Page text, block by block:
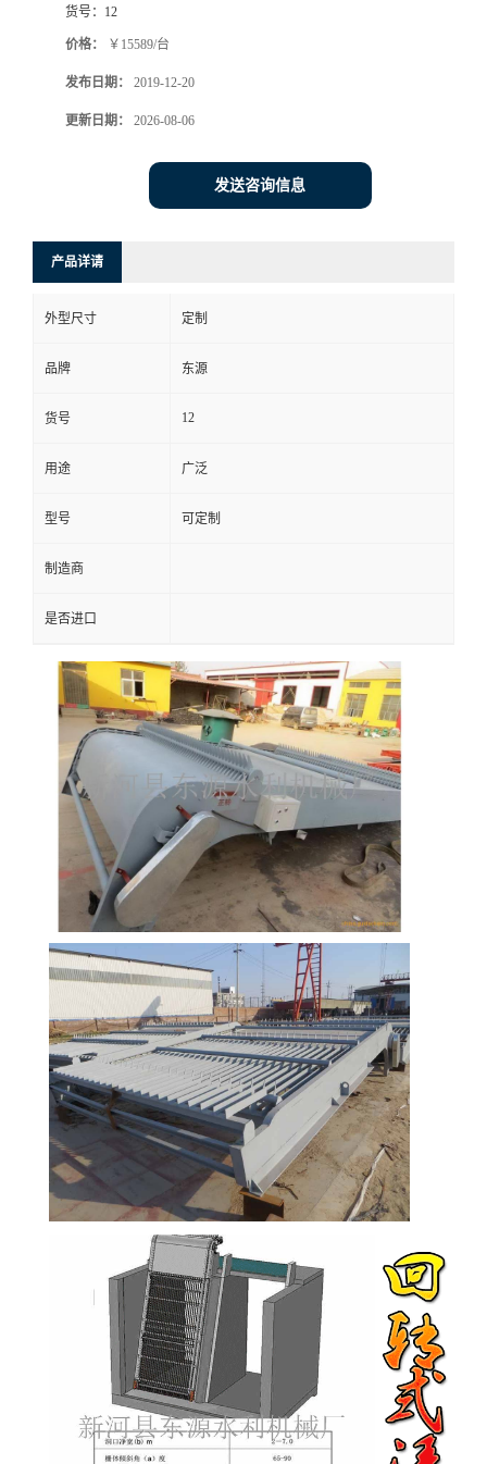
货号： 12
价格： ￥15589/台
发布日期： 2019-12-20
更新日期： 2026-08-06
发送咨询信息
产品详请
外型尺寸 定制
品牌 东源
货号 12
用途 广泛
型号 可定制
制造商
是否进口